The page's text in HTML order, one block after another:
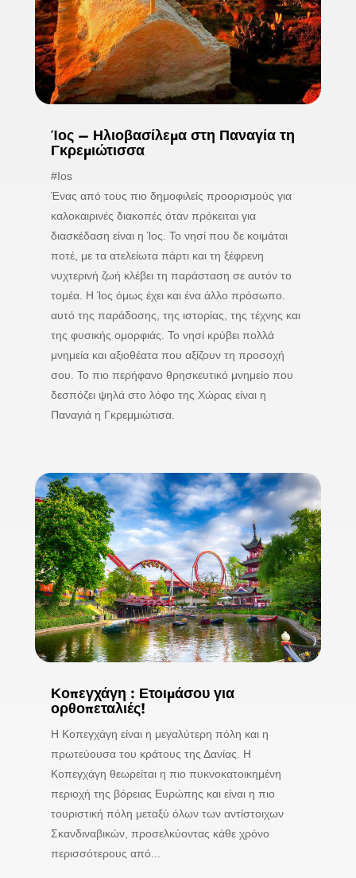
Ίος – Ηλιοβασίλεμα στη Παναγία τη
Γκρεμιώτισσα
#Ios
Ένας από τους πιο δημοφιλείς προορισμούς για
καλοκαιρινές διακοπές όταν πρόκειται για
διασκέδαση είναι η Ίος. Το νησί που δε κοιμάται
ποτέ, με τα ατελείωτα πάρτι και τη ξέφρενη
νυχτερινή ζωή κλέβει τη παράσταση σε αυτόν το
τομέα. Η Ίος όμως έχει και ένα άλλο πρόσωπο.
αυτό της παράδοσης, της ιστορίας, της τέχνης και
της φυσικής ομορφιάς. Το νησί κρύβει πολλά
μνημεία και αξιοθέατα που αξίζουν τη προσοχή
σου. Το πιο περήφανο θρησκευτικό μνημείο που
δεσπόζει ψηλά στο λόφο της Χώρας είναι η
Παναγιά η Γκρεμμιώτισα.
Κοπεγχάγη : Ετοιμάσου για
ορθοπεταλιές!
Η Κοπεγχάγη είναι η μεγαλύτερη πόλη και η
πρωτεύουσα του κράτους της Δανίας. Η
Κοπεγχάγη θεωρείται η πιο πυκνοκατοικημένη
περιοχή της βόρειας Ευρώπης και είναι η πιο
τουριστική πόλη μεταξύ όλων των αντίστοιχων
Σκανδιναβικών, προσελκύοντας κάθε χρόνο
περισσότερους από...